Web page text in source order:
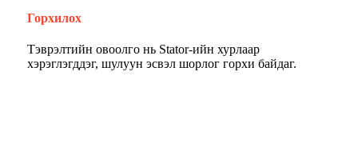
Горхилох
Тэврэлтийн овоолго нь Stator-ийн хурлаар
хэрэглэгддэг, шулуун эсвэл шорлог горхи байдаг.